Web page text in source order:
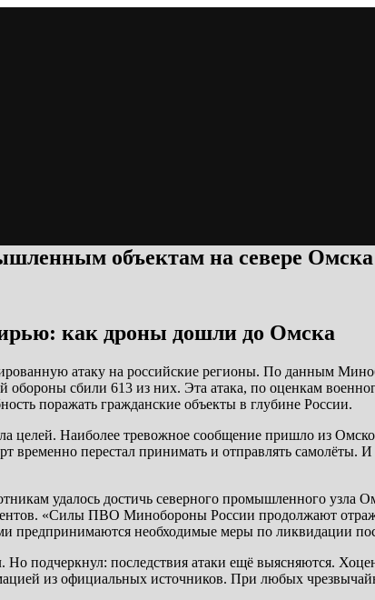
объектам на севере Омска
как дроны дошли до Омска
атаку на российские регионы. По данным
обороны сбили 613 из них. Эта атака, по оценкам
поражать гражданские объекты в глубине России.
целей. Наиболее тревожное сообщение пришло из
временно перестал принимать и отправлять самолёты.
удалось достичь северного промышленного
«Силы ПВО Минобороны России продолжают
необходимые меры по ликвидации
подчеркнул: последствия атаки ещё выясняются.
из официальных источников. При любых